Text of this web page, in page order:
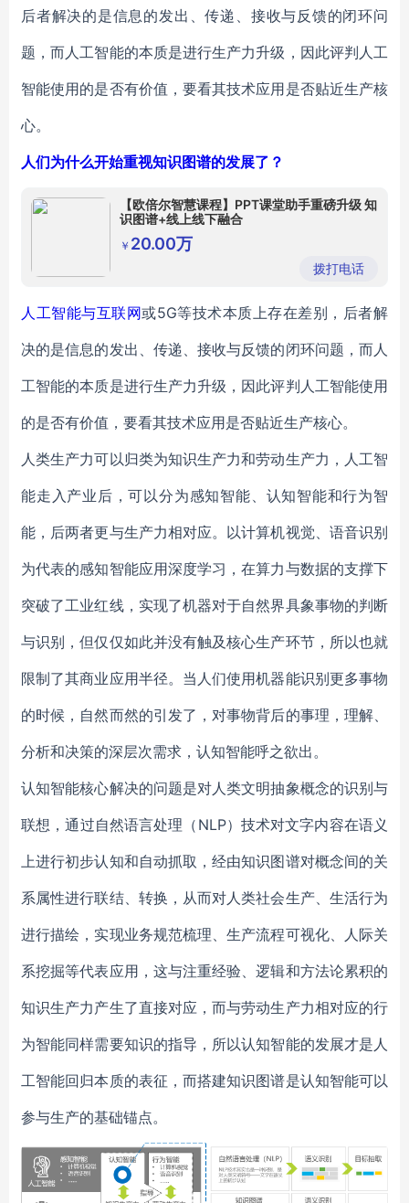
后者解决的是信息的发出、传递、接收与反馈的闭环问
题，而人工智能的本质是进行生产力升级，因此评判人工
智能使用的是否有价值，要看其技术应用是否贴近生产核
心。
人们为什么开始重视知识图谱的发展了？
【欧倍尔智慧课程】PPT课堂助手重磅升级 知
识图谱+线上线下融合
￥ 20.00万
拨打电话
人工智能与互联网或5G等技术本质上存在差别，后者解
决的是信息的发出、传递、接收与反馈的闭环问题，而人
工智能的本质是进行生产力升级，因此评判人工智能使用
的是否有价值，要看其技术应用是否贴近生产核心。
人类生产力可以归类为知识生产力和劳动生产力，人工智
能走入产业后，可以分为感知智能、认知智能和行为智
能，后两者更与生产力相对应。以计算机视觉、语音识别
为代表的感知智能应用深度学习，在算力与数据的支撑下
突破了工业红线，实现了机器对于自然界具象事物的判断
与识别，但仅仅如此并没有触及核心生产环节，所以也就
限制了其商业应用半径。当人们使用机器能识别更多事物
的时候，自然而然的引发了，对事物背后的事理，理解、
分析和决策的深层次需求，认知智能呼之欲出。
认知智能核心解决的问题是对人类文明抽象概念的识别与
联想，通过自然语言处理（NLP）技术对文字内容在语义
上进行初步认知和自动抓取，经由知识图谱对概念间的关
系属性进行联结、转换，从而对人类社会生产、生活行为
进行描绘，实现业务规范梳理、生产流程可视化、人际关
系挖掘等代表应用，这与注重经验、逻辑和方法论累积的
知识生产力产生了直接对应，而与劳动生产力相对应的行
为智能同样需要知识的指导，所以认知智能的发展才是人
工智能回归本质的表征，而搭建知识图谱是认知智能可以
参与生产的基础锚点。